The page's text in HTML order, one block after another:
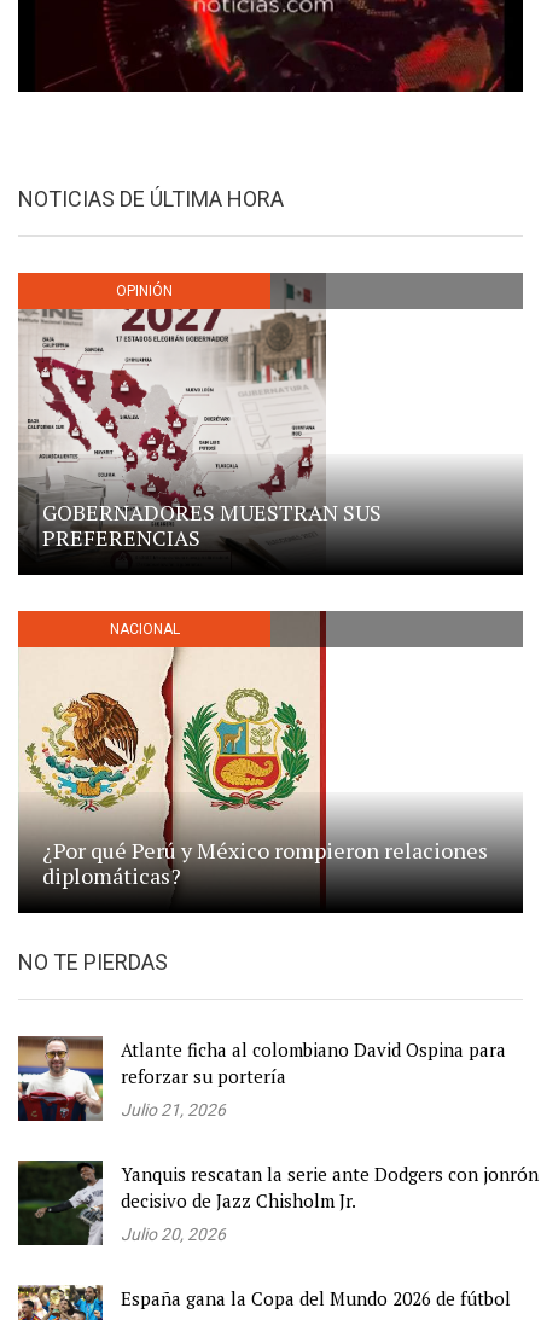
NOTICIAS DE ÚLTIMA HORA
OPINIÓN
GOBERNADORES MUESTRAN SUS
PREFERENCIAS
NACIONAL
¿Por qué Perú y México rompieron relaciones
diplomáticas?
NO TE PIERDAS
Atlante ficha al colombiano David Ospina para
reforzar su portería
Julio 21, 2026
Yanquis rescatan la serie ante Dodgers con jonrón
decisivo de Jazz Chisholm Jr.
Julio 20, 2026
España gana la Copa del Mundo 2026 de fútbol